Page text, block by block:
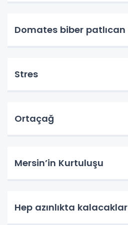
Domates biber patlıcan
Stres
Ortaçağ
Mersin’in Kurtuluşu
Hep azınlıkta kalacaklar